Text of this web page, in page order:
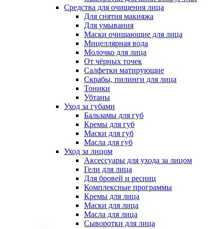
Средства для очищения лица
Для снятия макияжа
Для умывания
Маски очищающие для лица
Мицеллярная вода
Молочко для лица
От чёрных точек
Салфетки матирующие
Скрабы, пилинги для лица
Тоники
Убтаны
Уход за губами
Бальзамы для губ
Кремы для губ
Маски для губ
Масла для губ
Уход за лицом
Аксессуары для ухода за лицом
Гели для лица
Для бровей и ресниц
Комплексные программы
Кремы для лица
Маски для лица
Масла для лица
Сыворотки для лица